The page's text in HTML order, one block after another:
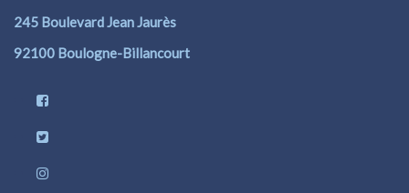
245 Boulevard Jean Jaurès
92100 Boulogne-Billancourt